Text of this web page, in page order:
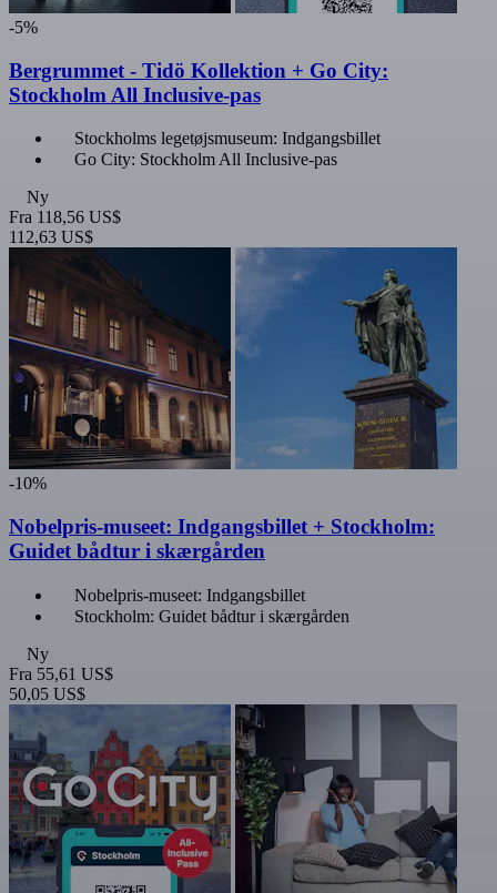
-5%
Bergrummet - Tidö Kollektion + Go City:
Stockholm All Inclusive-pas
Stockholms legetøjsmuseum: Indgangsbillet
Go City: Stockholm All Inclusive-pas
Ny
Fra 118,56 US$
112,63 US$
-10%
Nobelpris-museet: Indgangsbillet + Stockholm:
Guidet bådtur i skærgården
Nobelpris-museet: Indgangsbillet
Stockholm: Guidet bådtur i skærgården
Ny
Fra 55,61 US$
50,05 US$